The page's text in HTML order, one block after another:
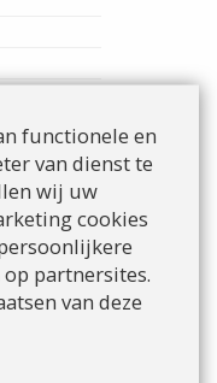
functionele en
van dienst te
wij uw
cookies
partnersites.
van deze